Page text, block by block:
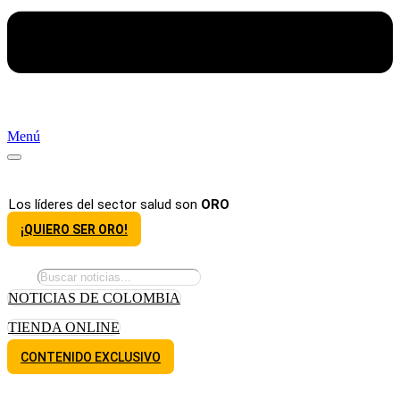
Menú
Los líderes del sector salud son ORO
¡QUIERO SER ORO!
NOTICIAS DE COLOMBIA
TIENDA ONLINE
CONTENIDO EXCLUSIVO